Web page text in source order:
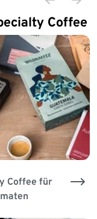
Coffee
Coffee für